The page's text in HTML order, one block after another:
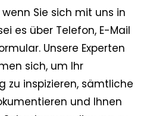
Sie sich mit uns in
es über Telefon, E-Mail
Unsere Experten
sich, um Ihr
zu inspizieren, sämtliche
und Ihnen